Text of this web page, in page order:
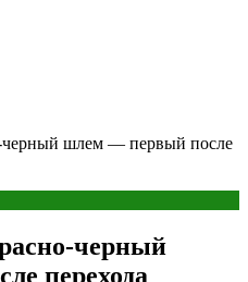
черный шлем — первый после
черный
перехода